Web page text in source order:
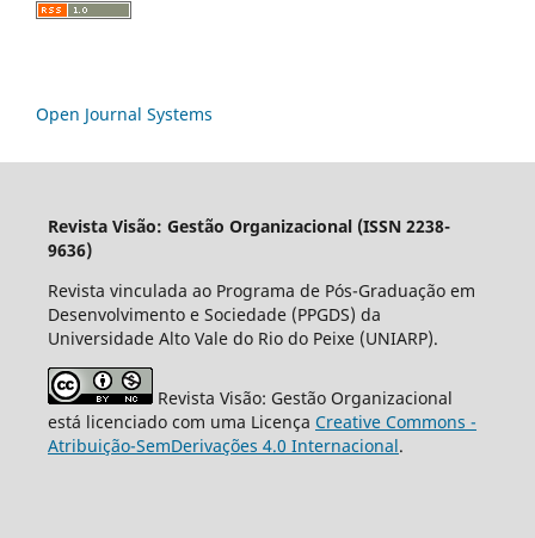
Open Journal Systems
Revista Visão: Gestão Organizacional (ISSN 2238-
9636)
Revista vinculada ao Programa de Pós-Graduação em
Desenvolvimento e Sociedade (PPGDS) da
Universidade Alto Vale do Rio do Peixe (UNIARP).
Revista Visão: Gestão Organizacional
está licenciado com uma Licença Creative Commons -
Atribuição-SemDerivações 4.0 Internacional.